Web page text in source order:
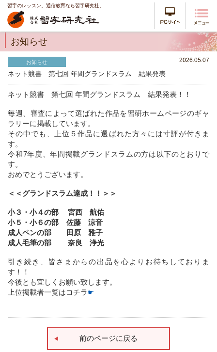
習字のレッスン。通信教育なら習字研究社。
お知らせ
お知らせ 2026.05.07
ネット競書 第七回 年間グランドスラム 結果発表
ネット競書 第七回 年間グランドスラム 結果発表！！
毎週、審査によって選ばれた作品を習研ホームページのギャ
ラリーに掲載しています。
その中でも、上位５作品に選ばれた方々には寸評が付きま
す。
令和7年度、年間掲載グランドスラムの方は以下のとおりで
す。
おめでとうございます。
＜＜グランドスラム達成！！＞＞
小３・小４の部 宮西 航佑
小５・小６の部 佐藤 涼音
成人ペンの部 田原 雅子
成人毛筆の部 奈良 浄光
引き続き、皆さまからの出品を心よりお待ちしておりま
す！！
今後とも宜しくお願い致します。
上位掲載者一覧はコチラ☛
前のページに戻る